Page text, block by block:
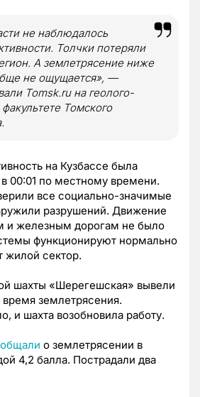
не наблюдалось
Толчки потеряли
А землетрясение ниже
не ощущается», —
Tomsk.ru на геолого-
Томского
на Кузбассе была
в 00:01 по местному времени.
все социально-значимые
разрушений. Движение
и железным дорогам не было
функционируют нормально
жилой сектор.
шахты «Шерегешская» вывели
время землетрясения.
и шахта возобновила работу.
о землетрясении в
4,2 балла. Пострадали два